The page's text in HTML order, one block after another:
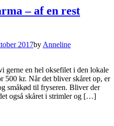
– af en rest
2017by Anneline
gerne en hel oksefilet i den lokale
kr. Når det bliver skåret op, er
småkød til fryseren. Bliver der
også skåret i strimler og […]